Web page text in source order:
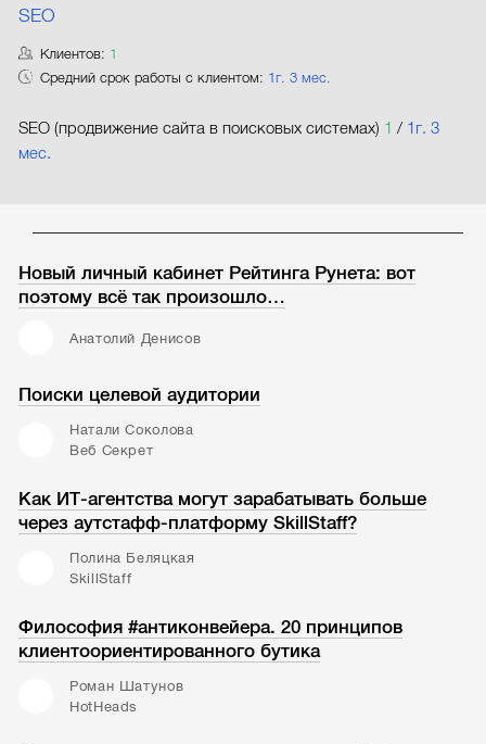
SEO
Клиентов: 1
Средний срок работы с клиентом: 1г. 3 мес.
SEO (продвижение сайта в поисковых системах) 1 / 1г. 3
мес.
Новый личный кабинет Рейтинга Рунета: вот
поэтому всё так произошло…
Анатолий Денисов
Поиски целевой аудитории
Натали Соколова
Веб Секрет
Как ИТ-агентства могут зарабатывать больше
через аутстафф-платформу SkillStaff?
Полина Беляцкая
SkillStaff
Философия #антиконвейера. 20 принципов
клиентоориентированного бутика
Роман Шатунов
HotHeads